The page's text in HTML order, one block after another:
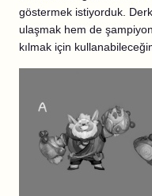
göstermek istiyorduk.
ulaşmak hem de
kılmak için